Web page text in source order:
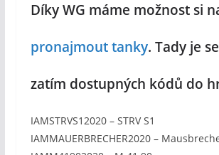
Díky WG máme možnost si
pronajmout tanky. Tady je
zatím dostupných kódů do
IAMSTRVS12020 – STRV S1
IAMMAUERBRECHER2020 –